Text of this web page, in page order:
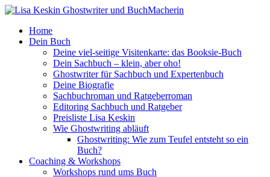
Home
Dein Buch
Deine viel-seitige Visitenkarte: das Booksie-Buch
Dein Sachbuch – klein, aber oho!
Ghostwriter für Sachbuch und Expertenbuch
Deine Biografie
Sachbuchroman und Ratgeberroman
Editoring Sachbuch und Ratgeber
Preisliste Lisa Keskin
Wie Ghostwriting abläuft
Ghostwriting: Wie zum Teufel entsteht so ein
Buch?
Coaching & Workshops
Workshops rund ums Buch